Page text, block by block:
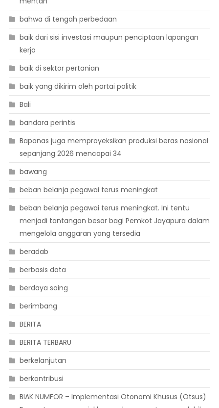
bahwa di tengah perbedaan
baik dari sisi investasi maupun penciptaan lapangan
kerja
baik di sektor pertanian
baik yang dikirim oleh partai politik
Bali
bandara perintis
Bapanas juga memproyeksikan produksi beras nasional
sepanjang 2026 mencapai 34
bawang
beban belanja pegawai terus meningkat
beban belanja pegawai terus meningkat. Ini tentu
menjadi tantangan besar bagi Pemkot Jayapura dalam
mengelola anggaran yang tersedia
beradab
berbasis data
berdaya saing
berimbang
BERITA
BERITA TERBARU
berkelanjutan
berkontribusi
BIAK NUMFOR – Implementasi Otonomi Khusus (Otsus)